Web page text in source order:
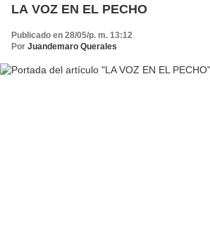
LA VOZ EN EL PECHO
Publicado en 28/05/p. m. 13:12
Por Juandemaro Querales